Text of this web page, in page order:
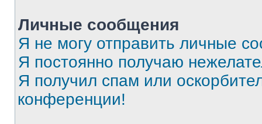
Личные сообщения
Я не могу отправить личные
Я постоянно получаю
Я получил спам или
конференции!